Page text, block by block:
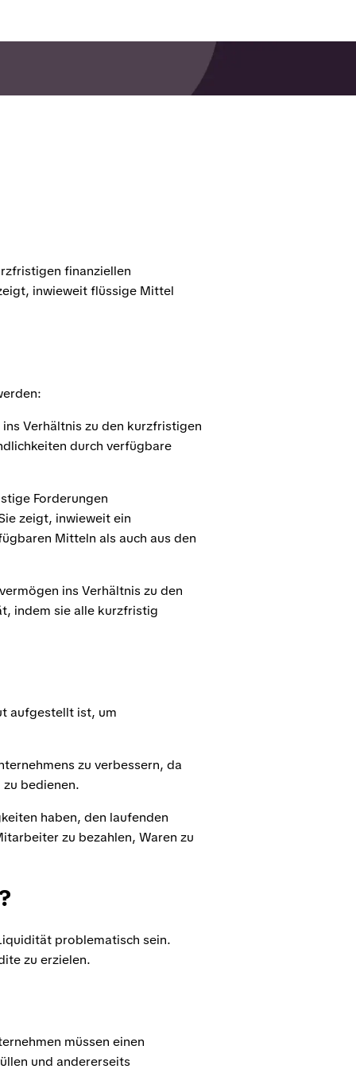
finanziellen
inwieweit flüssige Mittel
Verhältnis zu den kurzfristigen
durch verfügbare
Forderungen
zeigt, inwieweit ein
Mitteln als auch aus den
ins Verhältnis zu den
indem sie alle kurzfristig
aufgestellt ist, um
zu verbessern, da
bedienen.
haben, den laufenden
zu bezahlen, Waren zu
problematisch sein.
zu erzielen.
müssen einen
und andererseits